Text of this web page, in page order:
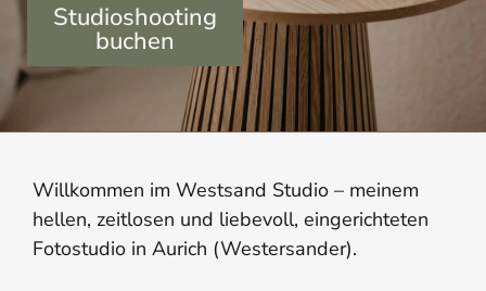
Studioshooting
buchen
Willkommen im Westsand Studio – meinem
hellen, zeitlosen und liebevoll, eingerichteten
Fotostudio in Aurich (Westersander).